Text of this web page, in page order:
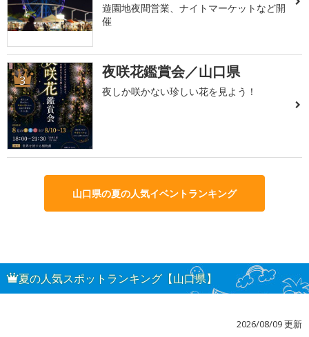
遊園地夜間営業、ナイトマーケットなど開
催
3 夜咲花鑑賞会／山口県
夜しか咲かない珍しい花を見よう！
山口県の夏の人気イベントランキング
夏の人気スポットランキング【山口県】
2026/08/09 更新